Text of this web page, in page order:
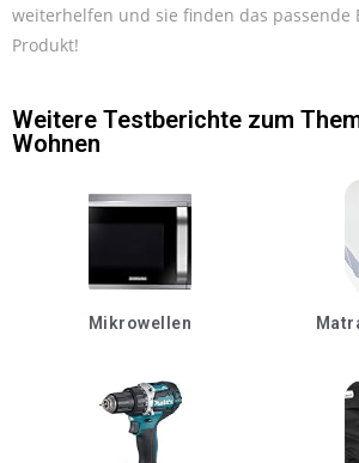
weiterhelfen und sie finden das passende
Produkt!
Weitere Testberichte zum
Wohnen
Mikrowellen